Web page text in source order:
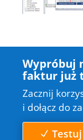
Wypróbuj
faktur już
Zacznij
i dołącz do